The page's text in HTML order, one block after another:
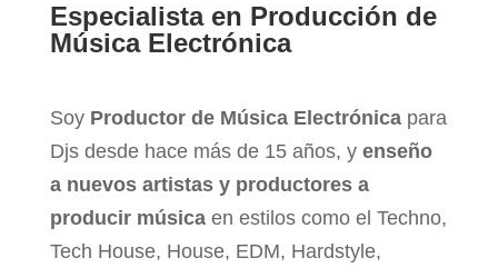
Especialista en Producción de
Música Electrónica
Soy Productor de Música Electrónicapara
Djs desde hace más de 15 años, y enseño
a nuevos artistas y productores a
producir músicaen estilos como el Techno,
Tech House, House, EDM, Hardstyle,